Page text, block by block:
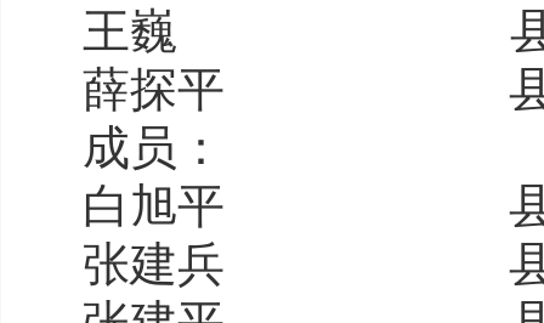
王巍
薛探平
成员：
白旭平
张建兵